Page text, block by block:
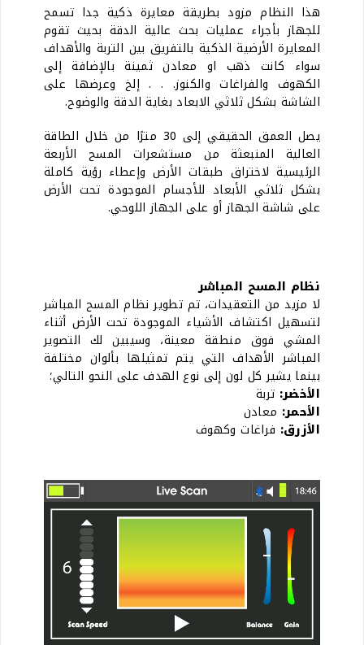
هذا النظام مزود بطريقة معايرة ذكية جدا تسمح
للجهاز بأجراء عمليات بحث عالية الدقة بحيث تقوم
المعايرة الأرضية الذكية بالتفريق بين التربة والأهداف
سواء كانت ذهب او معادن ثمينة بالإضافة إلى
الكهوف والفراغات والكنوز. . . إلخ وعرضها على
الشاشة بشكل ثلاثي الابعاد بغاية الدقة والوضوح.
يصل العمق الحقيقي إلى 30 مترًا من خلال الطاقة
العالية المنبعثة من مستشعرات المسح الأربعة
الرئيسية لاختراق طبقات الأرض وإعطاء رؤية كاملة
بشكل ثلاثي الأبعاد للأجسام الموجودة تحت الأرض
على شاشة الجهاز أو على الجهاز اللوحي.
نظام المسح المباشر
لا مزيد من التعقيدات، تم تطوير نظام المسح المباشر
لتسهيل اكتشاف الأشياء الموجودة تحت الأرض أثناء
المشي فوق منطقة معينة، وسيبين لك التصوير
المباشر الأهداف التي يتم تمثيلها بألوان مختلفة
بينما يشير كل لون إلى نوع الهدف على النحو التالي؛
الأخضر:تربة
الأحمر:معادن
الأزرق:فراغات وكهوف